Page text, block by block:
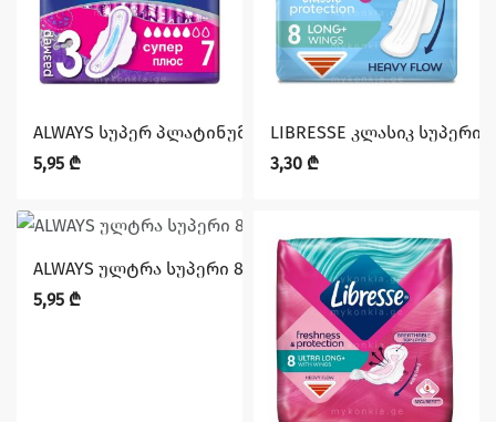
ALWAYS სუპერ პლატინუმი 7ც
5,95 ₾
LIBRESSE კლასიკ სუპერი
3,30 ₾
ALWAYS ულტრა სუპერი 8ც
5,95 ₾